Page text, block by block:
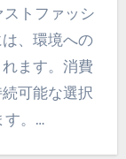
トファッシ
、環境への
ます。消費
可能な選択
す。…